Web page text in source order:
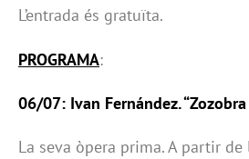
L’entrada és gratuïta.
PROGRAMA:
06/07: Ivan Fernández.
La seva òpera prima. A partir